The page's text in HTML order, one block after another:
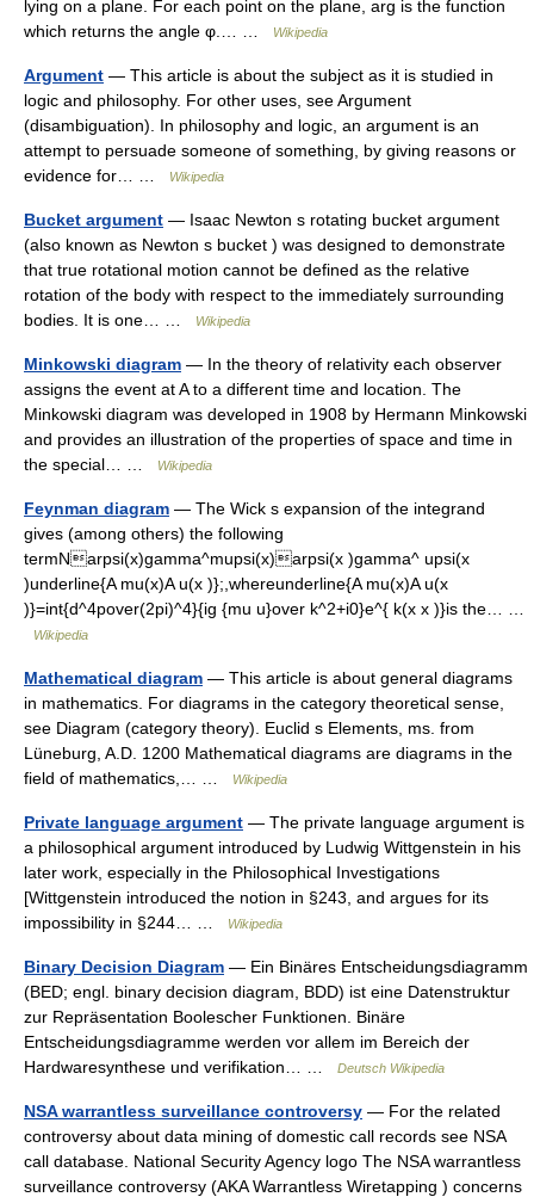
lying on a plane. For each point on the plane, arg is the function
which returns the angle φ.… …
Wikipedia
Argument — This article is about the subject as it is studied in
logic and philosophy. For other uses, see Argument
(disambiguation). In philosophy and logic, an argument is an
attempt to persuade someone of something, by giving reasons or
evidence for… …
Wikipedia
Bucket argument — Isaac Newton s rotating bucket argument
(also known as Newton s bucket ) was designed to demonstrate
that true rotational motion cannot be defined as the relative
rotation of the body with respect to the immediately surrounding
bodies. It is one… …
Wikipedia
Minkowski diagram — In the theory of relativity each observer
assigns the event at A to a different time and location. The
Minkowski diagram was developed in 1908 by Hermann Minkowski
and provides an illustration of the properties of space and time in
the special… …
Wikipedia
Feynman diagram — The Wick s expansion of the integrand
gives (among others) the following
termNarpsi(x)gamma^mupsi(x)arpsi(x )gamma^ upsi(x
)underline{A mu(x)A u(x )};,whereunderline{A mu(x)A u(x
)}=int{d^4pover(2pi)^4}{ig {mu u}over k^2+i0}e^{ k(x x )}is the… …
Wikipedia
Mathematical diagram — This article is about general diagrams
in mathematics. For diagrams in the category theoretical sense,
see Diagram (category theory). Euclid s Elements, ms. from
Lüneburg, A.D. 1200 Mathematical diagrams are diagrams in the
field of mathematics,… …
Wikipedia
Private language argument — The private language argument is
a philosophical argument introduced by Ludwig Wittgenstein in his
later work, especially in the Philosophical Investigations
[Wittgenstein introduced the notion in §243, and argues for its
impossibility in §244… …
Wikipedia
Binary Decision Diagram — Ein Binäres Entscheidungsdiagramm
(BED; engl. binary decision diagram, BDD) ist eine Datenstruktur
zur Repräsentation Boolescher Funktionen. Binäre
Entscheidungsdiagramme werden vor allem im Bereich der
Hardwaresynthese und verifikation… …
Deutsch Wikipedia
NSA warrantless surveillance controversy — For the related
controversy about data mining of domestic call records see NSA
call database. National Security Agency logo The NSA warrantless
surveillance controversy (AKA Warrantless Wiretapping ) concerns